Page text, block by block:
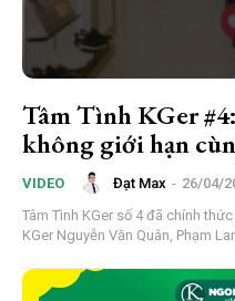
Tâm Tình KGer
không giới hạn
VIDEO Đạt Max - 26/04/
Tâm Tình KGer số 4 đã chính
KGer Nguyễn Văn Quân, Phạm